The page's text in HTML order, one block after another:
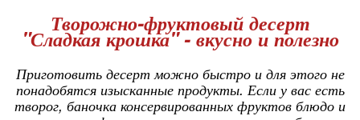
Творожно-фруктовый десерт
"Сладкая крошка" - вкусно и полезно
Приготовить десерт можно быстро и для этого не
понадобятся изысканные продукты. Если у вас есть
творог, баночка консервированных фруктов блюдо и